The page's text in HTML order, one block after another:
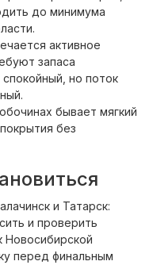
до минимума
активное
запаса
но поток
бывает мягкий
без
и Татарск:
и проверить
Новосибирской
перед финальным